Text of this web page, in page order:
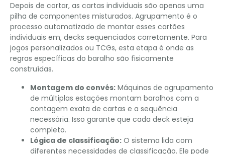
Depois de cortar, as cartas individuais são apenas uma
pilha de componentes misturados. Agrupamento é o
processo automatizado de montar esses cartões
individuais em, decks sequenciados corretamente. Para
jogos personalizados ou TCGs, esta etapa é onde as
regras específicas do baralho são fisicamente
construídas.
Montagem do convés: Máquinas de agrupamento
de múltiplas estações montam baralhos com a
contagem exata de cartas e a sequência
necessária. Isso garante que cada deck esteja
completo.
Lógica de classificação: O sistema lida com
diferentes necessidades de classificação. Ele pode